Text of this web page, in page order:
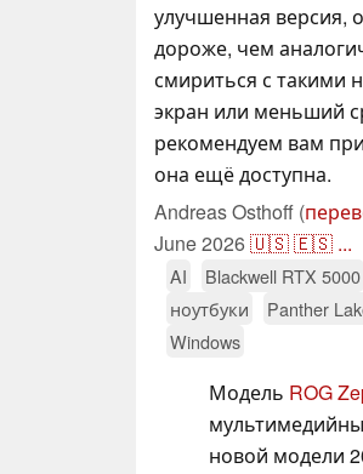
улучшенная версия,
дороже, чем
смириться с такими
экран или меньший
рекомендуем вам
она ещё доступна.
Andreas Osthoff (
June 2026🇺🇸🇪🇸 ...
AI Blackwell RTX 5000
ноутбуки
Panther
Windows
Модель ROG
новой модели